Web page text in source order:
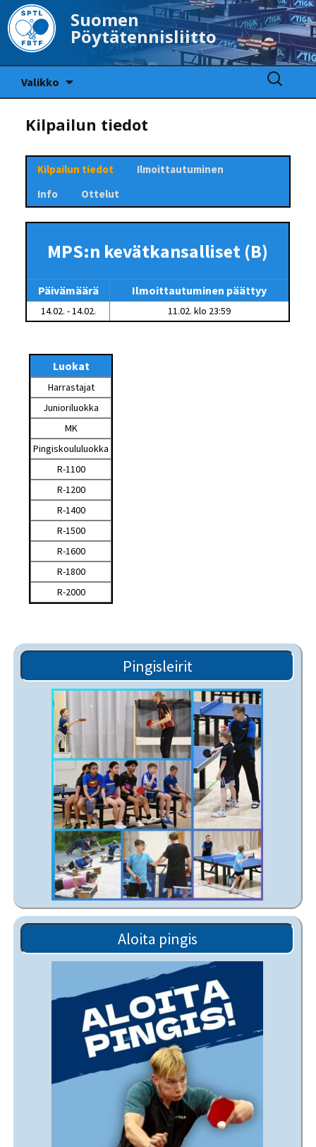
Suomen
Pöytätennisliitto
Valikko
Haku:
Kilpailun tiedot
Kilpailun tiedot
Ilmoittautuminen
Info
Ottelut
MPS:n kevätkansalliset (B)
Päivämäärä Ilmoittautuminen päättyy
14.02. - 14.02. 11.02. klo 23:59
Luokat
Harrastajat
Junioriluokka
MK
Pingiskoululuokka
R-1100
R-1200
R-1400
R-1500
R-1600
R-1800
R-2000
Pingisleirit
Aloita pingis